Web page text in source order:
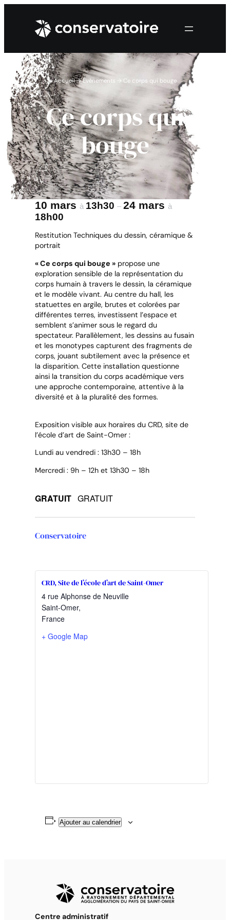
Accueil→Évènements → Ce corps qui bouge
Ce corps qui
bouge
10 mars à 13h30 – 24 mars à
18h00
Restitution Techniques du dessin, céramique &
portrait
« Ce corps qui bouge » propose une
exploration sensible de la représentation du
corps humain à travers le dessin, la céramique
et le modèle vivant. Au centre du hall, les
statuettes en argile, brutes et colorées par
différentes terres, investissent l’espace et
semblent s’animer sous le regard du
spectateur. Parallèlement, les dessins au fusain
et les monotypes capturent des fragments de
corps, jouant subtilement avec la présence et
la disparition. Cette installation questionne
ainsi la transition du corps académique vers
une approche contemporaine, attentive à la
diversité et à la pluralité des formes.
Exposition visible aux horaires du CRD, site de
l’école d’art de Saint-Omer :
Lundi au vendredi : 13h30 – 18h
Mercredi : 9h – 12h et 13h30 – 18h
GRATUIT GRATUIT
Conservatoire
CRD, Site de l’école d’art de Saint-Omer
4 rue Alphonse de Neuville
Saint-Omer,
France
+ Google Map
Ajouter au calendrier
Centre administratif